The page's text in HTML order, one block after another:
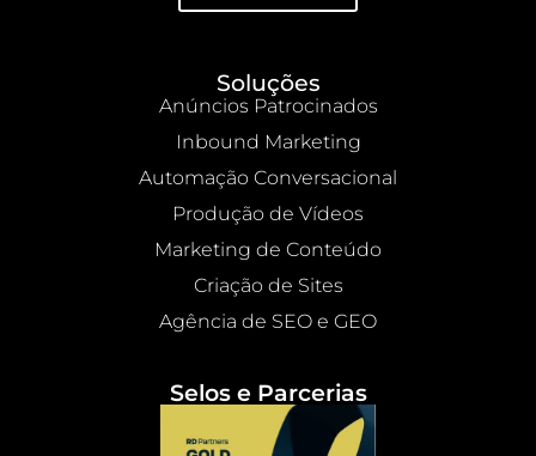
Soluções
Anúncios Patrocinados
Inbound Marketing
Automação Conversacional
Produção de Vídeos
Marketing de Conteúdo
Criação de Sites
Agência de SEO e GEO
Selos e Parcerias